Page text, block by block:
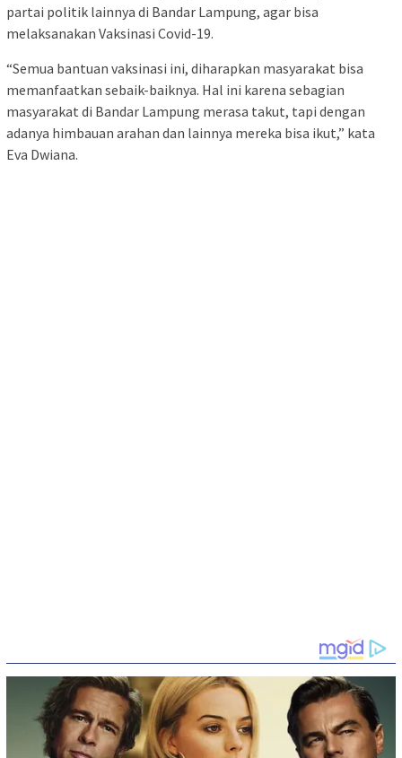
partai politik lainnya di Bandar Lampung, agar bisa
melaksanakan Vaksinasi Covid-19.
“Semua bantuan vaksinasi ini, diharapkan masyarakat bisa
memanfaatkan sebaik-baiknya. Hal ini karena sebagian
masyarakat di Bandar Lampung merasa takut, tapi dengan
adanya himbauan arahan dan lainnya mereka bisa ikut,” kata
Eva Dwiana.